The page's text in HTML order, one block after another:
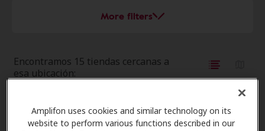
Amplifon uses cookies and similar technology on its
website to perform various functions described in our
More filters
Encontramos 15 tiendas cercanas a
esa ubicación:
Miracle-Ear Center
Westridge Shopping Center 3663
32.2 mi